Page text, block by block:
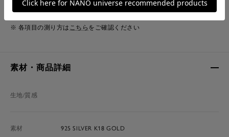
M 14cm 0.5cm
※ 各項目の測り方は こちら をご確認ください
素材・商品詳細
生地/質感
素材 925 SILVER K18 GOLD